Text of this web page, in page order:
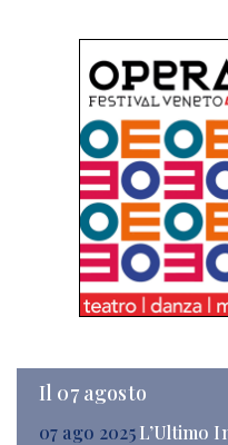
Il 07 agosto
07 ago 2025 L’Ultimo